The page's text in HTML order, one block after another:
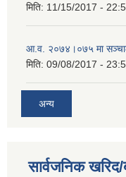
मिति: 11/15/2017 -
आ.व. २०७४।०७५ मा
मिति: 09/08/2017 -
अन्य
सार्वजनिक